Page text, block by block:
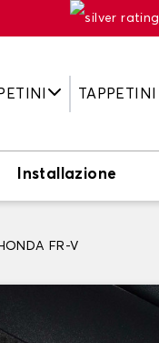
TAPPETINI
Installazione
FR-V